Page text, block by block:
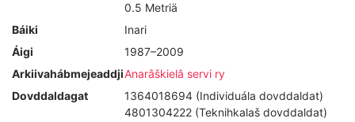
0.5 Metriä
Báiki
Inari
Áigi
1987–2009
ArkiivahábmejeaddjiAnarâškielâ servi ry
Dovddaldagat
1364018694 (Individuála dovddaldat)
4801304222 (Teknihkalaš dovddaldat)